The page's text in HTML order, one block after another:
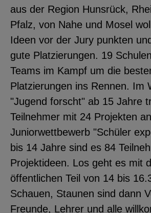
aus der Region Hunsrück,
Pfalz, von Nahe und Mosel
Ideen vor der Jury punkten
gute Platzierungen. 19
Teams im Kampf um die
Platzierungen ins Rennen. Im
"Jugend forscht" ab 15 Jahre
Teilnehmer mit 24 Projekten
Juniorwettbewerb "Schüler
bis 14 Jahre sind es 84
Projektideen. Los geht es mit
öffentlichen Teil von 14 bis
Schauen, Staunen sind dann
Freunde, Lehrer und alle
ChatBot